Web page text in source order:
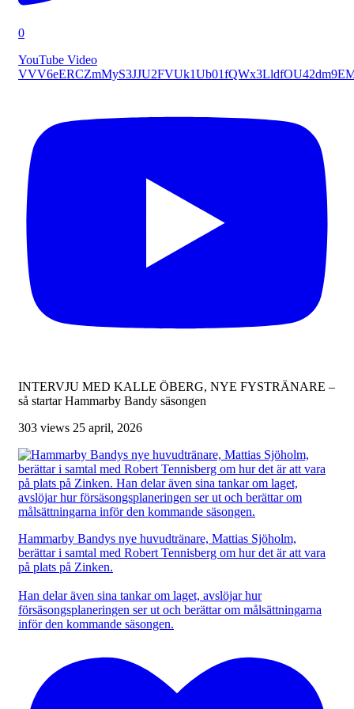
0
YouTube Video
INTERVJU MED KALLE ÖBERG, NYE FYSTRÄNARE –
så startar Hammarby Bandy säsongen
303 views 25 april, 2026
Hammarby Bandys nye huvudtränare, Mattias Sjöholm,
berättar i samtal med Robert Tennisberg om hur det är att vara
på plats på Zinken.
Han delar även sina tankar om laget, avslöjar hur
försäsongsplaneringen ser ut och berättar om målsättningarna
inför den kommande säsongen.